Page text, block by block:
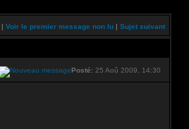
| Voir le premier message non lu | Sujet suivant
Posté: 25 Aoû 2009, 14:30